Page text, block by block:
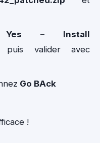
Yes – Install
puis valider avec
Go BAck
!